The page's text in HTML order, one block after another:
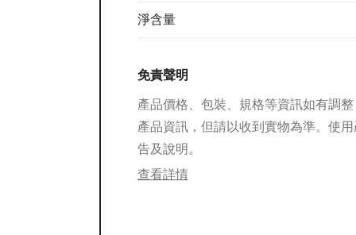
淨含量
免責聲明
產品價格、包裝、規格等資訊如有調
產品資訊，但請以收到實物為準。使
告及說明。
查看詳情